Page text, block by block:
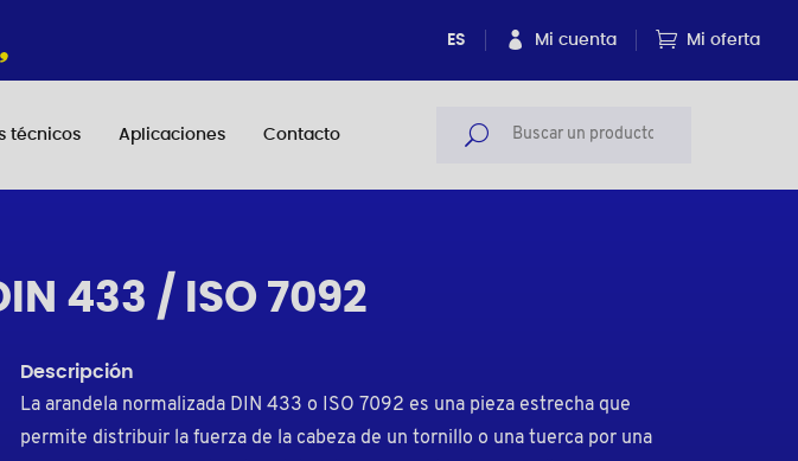
ES Mi cuenta Mi oferta
técnicos Aplicaciones Contacto
433 / ISO 7092
Descripción
La arandela normalizada DIN 433 o ISO 7092 es una pieza estrecha que
permite distribuir la fuerza de la cabeza de un tornillo o una tuerca por una